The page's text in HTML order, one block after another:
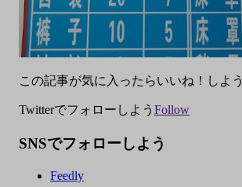
この記事が気に入ったらいいね！しよう
Twitterでフォローしよう Follow
SNSでフォローしよう
Feedly